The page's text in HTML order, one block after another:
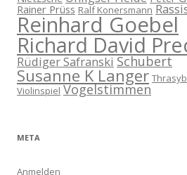
Rainer Prüss Ralf Konersmann
Reinhard Goebel
Richard David
Rüdiger Safranski Schubert
Susanne K Langer
Violinspiel Vogelstimmen
META
Anmelden